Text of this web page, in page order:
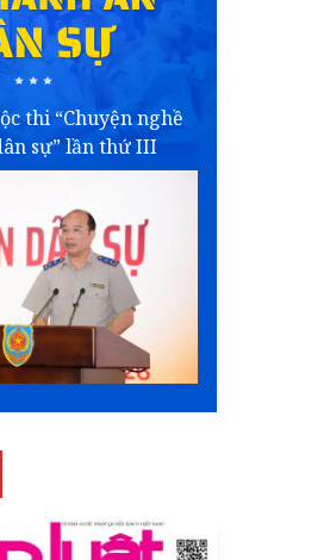
thi “Chuyện nghề
sự” lần thứ III